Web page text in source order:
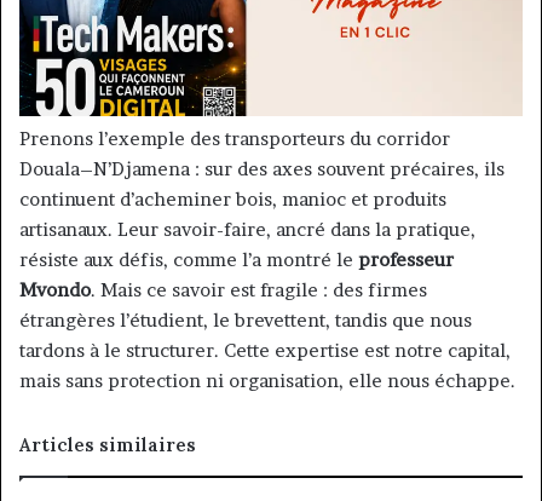
Prenons l’exemple des transporteurs du corridor
Douala–N’Djamena : sur des axes souvent précaires, ils
continuent d’acheminer bois, manioc et produits
artisanaux. Leur savoir-faire, ancré dans la pratique,
résiste aux défis, comme l’a montré le professeur
Mvondo. Mais ce savoir est fragile : des firmes
étrangères l’étudient, le brevettent, tandis que nous
tardons à le structurer. Cette expertise est notre capital,
mais sans protection ni organisation, elle nous échappe.
Articles similaires